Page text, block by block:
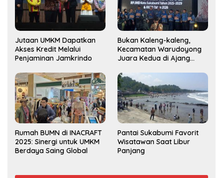
Jutaan UMKM Dapatkan
Akses Kredit Melalui
Penjaminan Jamkrindo
Bukan Kaleng-kaleng,
Kecamatan Warudoyong
Juara Kedua di Ajang
2025
Rumah BUMN di INACRAFT
2025: Sinergi untuk UMKM
Berdaya Saing Global
Pantai Sukabumi Favorit
Wisatawan Saat Libur
Panjang